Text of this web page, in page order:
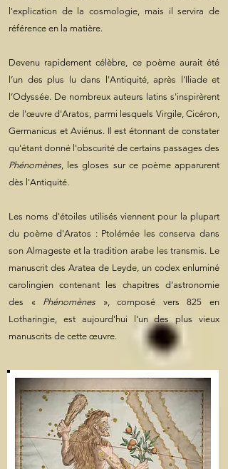
l'explication de la cosmologie, mais il servira de
référence en la matière.
Devenu rapidement célèbre, ce poème aurait été
l’un des plus lu dans l'Antiquité, après l’Iliade et
l’Odyssée. De nombreux auteurs latins s'inspirèrent
de l'œuvre d'Aratos, parmi lesquels Virgile, Cicéron,
Germanicus et Aviénus. Il est étonnant de constater
qu'étant donné l'obscurité de certains passages des
Phénomènes, les gloses sur ce poème apparurent
dès l'Antiquité.
Les noms d'étoiles utilisés viennent pour la plupart
du poème d'Aratos : Ptolémée les conserva dans
son Almageste et la tradition arabe les transmis. Le
manuscrit des Aratea de Leyde, un codex enluminé
carolingien contenant les chapitres d’astronomie
des « Phénomènes », composé vers 825 en
Lotharingie, est aujourd'hui l'un des plus vieux
manuscrits de cette œuvre.